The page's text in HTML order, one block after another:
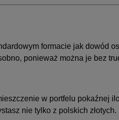
formacie jak dowód
ponieważ można je bez
w portfelu pokaźnej
nie tylko z polskich złotych.